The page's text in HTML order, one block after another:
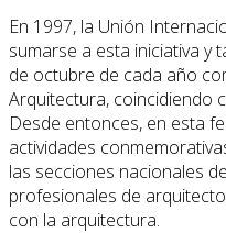
En 1997, la Unión
sumarse a esta iniciativa y
de octubre de cada año
Arquitectura, coincidiendo
Desde entonces, en esta
actividades
las secciones nacionales
profesionales de
con la arquitectura.